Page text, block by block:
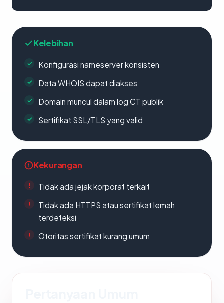
Kelebihan
Konfigurasi nameserver konsisten
Data WHOIS dapat diakses
Domain muncul dalam log CT publik
Sertifikat SSL/TLS yang valid
Kekurangan
Tidak ada jejak korporat terkait
Tidak ada HTTPS atau sertifikat lemah
terdeteksi
Otoritas sertifikat kurang umum